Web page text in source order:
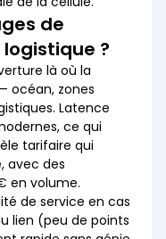
de
?
là où la
océan, zones
Latence
ce qui
tarifaire qui
avec des
en volume.
de service en cas
lien (peu de points